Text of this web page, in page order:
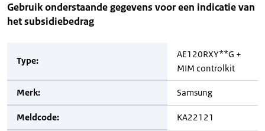
Gebruik onderstaande gegevens voor een indicatie van
het subsidiebedrag
Type:
AE120RXY**G +
MIM controlkit
Merk: Samsung
Meldcode: KA22121